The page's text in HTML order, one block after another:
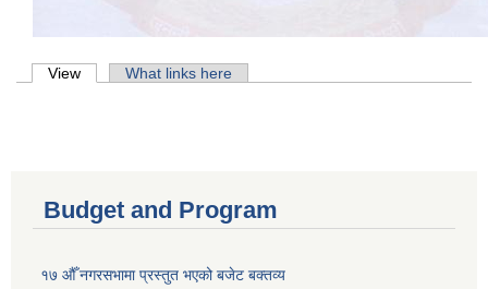
Primary tabs
View (active tab)What links here
Budget and Program
१७ औँ नगरसभामा प्रस्तुत भएको बजेट बक्तव्य